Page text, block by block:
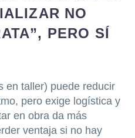
NO
PERO SÍ
en taller) puede reducir
pero exige logística y
en obra da más
ventaja si no hay